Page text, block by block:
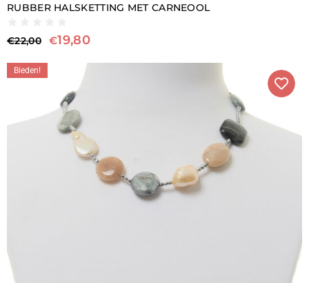
RUBBER HALSKETTING MET CARNEOOL
€22,00 €19,80
Bieden!